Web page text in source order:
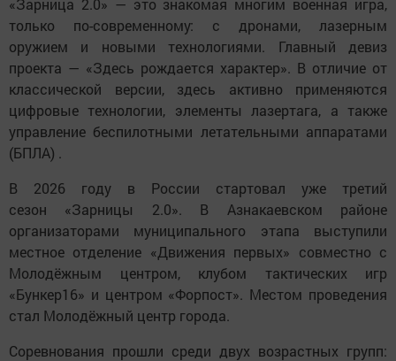
только по-современному: с дронами, лазерным
оружием и новыми технологиями. Главный девиз
проекта — «Здесь рождается характер». В отличие от
классической версии, здесь активно применяются
цифровые технологии, элементы лазертага, а также
управление беспилотными летательными аппаратами
(БПЛА) .
В 2026 году в России стартовал уже третий
сезон «Зарницы 2.0». В Азнакаевском районе
организаторами муниципального этапа выступили
местное отделение «Движения первых» совместно с
Молодёжным центром, клубом тактических игр
«Бункер16» и центром «Форпост». Местом проведения
стал Молодёжный центр города.
Соревнования прошли среди двух возрастных групп: